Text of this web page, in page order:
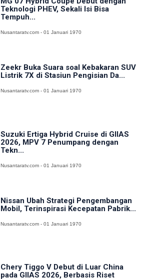
Teknologi PHEV, Sekali Isi Bisa
Tempuh...
Nusantaratv.com - 01 Januari 1970
Zeekr Buka Suara soal Kebakaran SUV
Listrik 7X di Stasiun Pengisian Da...
Nusantaratv.com - 01 Januari 1970
Suzuki Ertiga Hybrid Cruise di GIIAS
2026, MPV 7 Penumpang dengan
Tekn...
Nusantaratv.com - 01 Januari 1970
Nissan Ubah Strategi Pengembangan
Mobil, Terinspirasi Kecepatan Pabrik...
Nusantaratv.com - 01 Januari 1970
Chery Tiggo V Debut di Luar China
pada GIIAS 2026, Berbasis Riset